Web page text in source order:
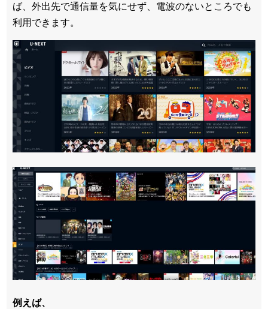
ば、外出先で通信量を気にせず、電波のないところでも
利用できます。
例えば、